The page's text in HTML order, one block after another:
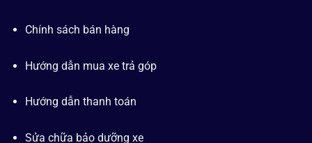
Chính sách bán hàng
Hướng dẫn mua xe trả góp
Hướng dẫn thanh toán
Sửa chữa bảo dưỡng xe